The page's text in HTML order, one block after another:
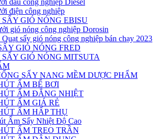
dầu công nghiệp Diesel
điện công nghiệp
GIÓ NÓNG EBISU
gió nóng công nghiệp Dorosin
sấy gió nóng công nghiệp bán chạy 2023
GIÓ NÓNG FRED
GIÓ NÓNG MITSUTA
SẤY NANG MỀM DƯỢC PHẨM
ẨM BỂ BƠI
ẨM ĐẲNG NHIỆT
ẨM GIÁ RẺ
ẨM HẤP THỤ
Ẩm Sấy Nhiệt Độ Cao
ẨM TREO TRẦN